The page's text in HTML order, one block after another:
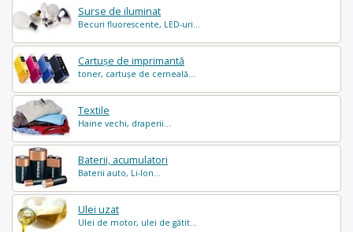
Surse de iluminat
Becuri fluorescente, LED-uri...
Cartușe de imprimantă
toner, cartușe de cerneală...
Textile
Haine vechi, draperii...
Baterii, acumulatori
Baterii auto, Li-Ion...
Ulei uzat
Ulei de motor, ulei de gătit...